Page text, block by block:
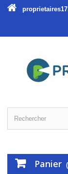
Panier